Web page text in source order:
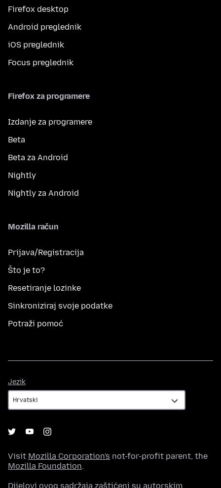
Firefox desktop
Android preglednik
iOS preglednik
Focus preglednik
Firefox za programere
Izdanje za programere
Beta
Beta za Android
Nightly
Nightly za Android
Mozilla račun
Prijava/Registracija
Što je to?
Resetiranje lozinke
Sinkroniziraj svoje podatke
Potraži pomoć
Jezik
Visit Mozilla Corporation's not-for-profit parent, the
Mozilla Foundation.
Dijelovi ovog sadržaja zaštićeni su autorskim